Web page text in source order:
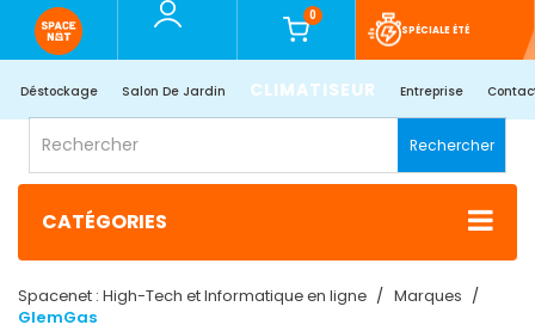
0
SPÉCIALE ÉTÉ
Déstockage Salon De Jardin CLIMATISEUR Entreprise
Rechercher
CATÉGORIES
Spacenet : High-Tech et Informatique en ligne
Marques
GlemGas